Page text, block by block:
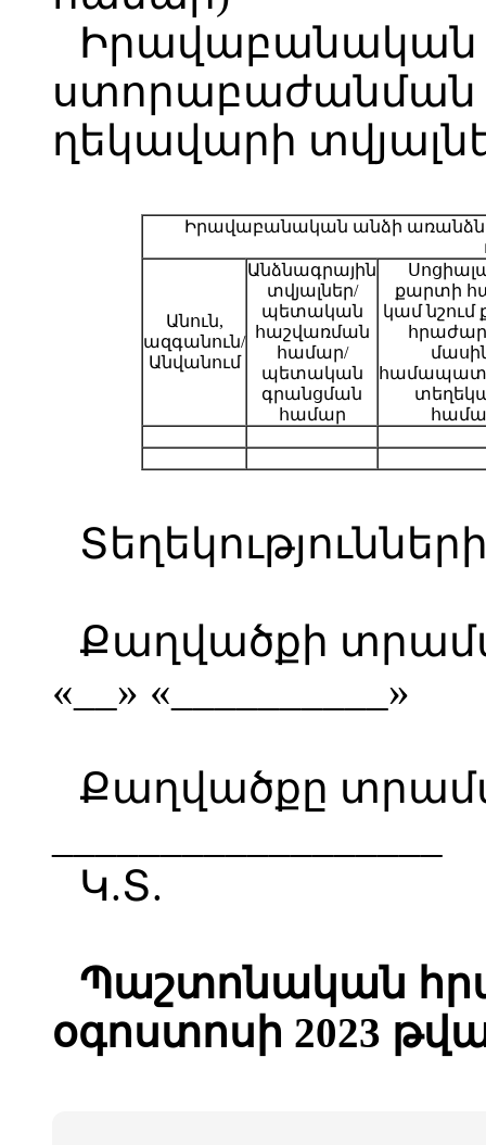
Իրավաբանական
ստորաբաժանման
ղեկավարի
Իրավաբանական անձի
Անուն,
ազգանուն/
Անվանում
Անձնագրային
տվյալներ/
պետական
հաշվառման
համար/
պետական
գրանցման
համար
քարտի
կամ
Քաղվածքի
«__» «__________»
Քաղվածքը
Կ.Տ.
Պաշտոնական
օգոստոսի 2023